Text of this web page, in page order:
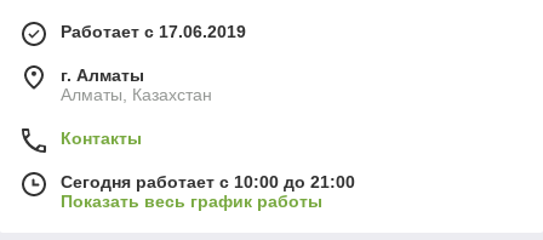
Работает с 17.06.2019
г. Алматы
Алматы, Казахстан
Контакты
Сегодня работает с 10:00 до 21:00
Показать весь график работы